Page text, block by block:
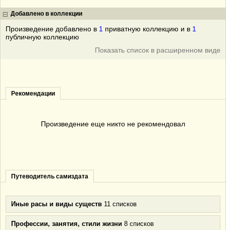
Добавлено в коллекции
Произведение добавлено в 1 приватную коллекцию и в 1
публичную коллекцию
Показать список в расширенном виде
Рекомендации
Произведение еще никто не рекомендовал
Путеводитель самиздата
Иные расы и виды существ 11 списков
Профессии, занятия, стили жизни 8 списков